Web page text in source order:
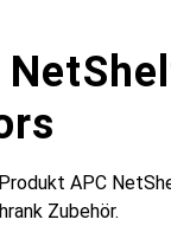
APC
Zubehör.